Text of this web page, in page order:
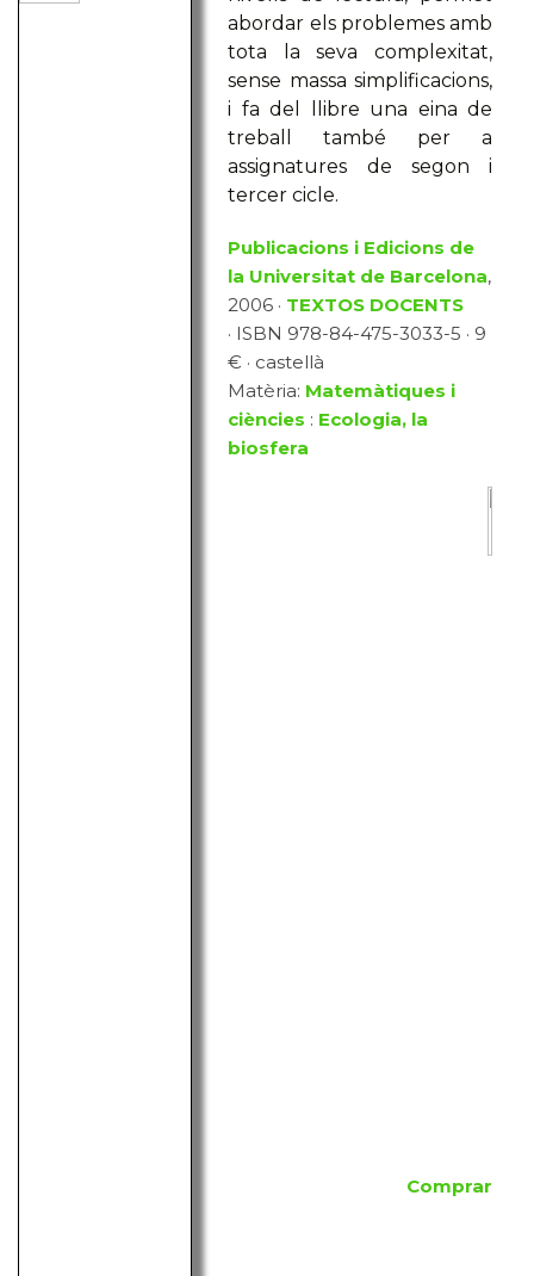
abordar els problemes amb
tota la seva complexitat,
sense massa simplificacions,
i fa del llibre una eina de
treball també per a
assignatures de segon i
tercer cicle.
Publicacions i Edicions de
la Universitat de Barcelona,
2006 · TEXTOS DOCENTS
· ISBN 978-84-475-3033-5 · 9
€ · castellà
Matèria: Matemàtiques i
ciències : Ecologia, la
biosfera
Comprar